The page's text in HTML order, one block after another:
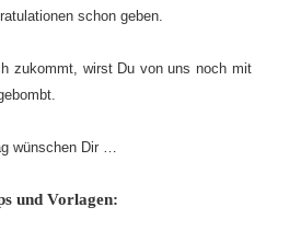
schon geben.
zukommt, wirst Du von uns noch mit
wünschen Dir …
und Vorlagen: